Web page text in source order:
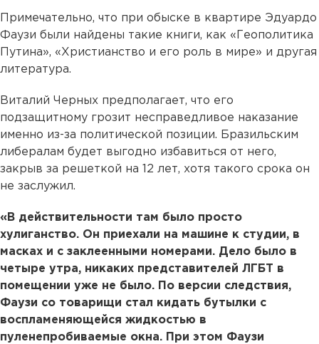
Примечательно, что при обыске в квартире Эдуардо
Фаузи были найдены такие книги, как «Геополитика
Путина», «Христианство и его роль в мире» и другая
литература.
Виталий Черных предполагает, что его
подзащитному грозит несправедливое наказание
именно из-за политической позиции. Бразильским
либералам будет выгодно избавиться от него,
закрыв за решеткой на 12 лет, хотя такого срока он
не заслужил.
«В действительности там было просто
хулиганство. Он приехали на машине к студии, в
масках и с заклеенными номерами. Дело было в
четыре утра, никаких представителей ЛГБТ в
помещении уже не было. По версии следствия,
Фаузи со товарищи стал кидать бутылки с
воспламеняющейся жидкостью в
пуленепробиваемые окна. При этом Фаузи